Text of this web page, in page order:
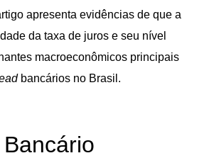
apresenta evidências de que a
da taxa de juros e seu nível
macroeconômicos principais
bancários no Brasil.